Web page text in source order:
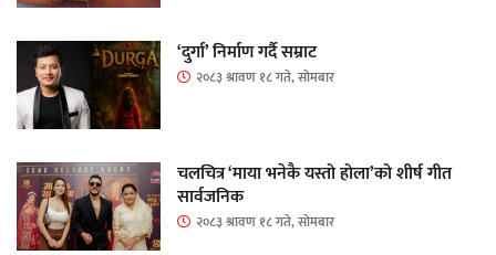
‘दुर्गा’ निर्माण गर्दै सम्राट
२०८३ श्रावण १८ गते, सोमबार
चलचित्र ‘माया भनेकै यस्तो होला’को शीर्ष गीत
सार्वजनिक
२०८३ श्रावण १८ गते, सोमबार